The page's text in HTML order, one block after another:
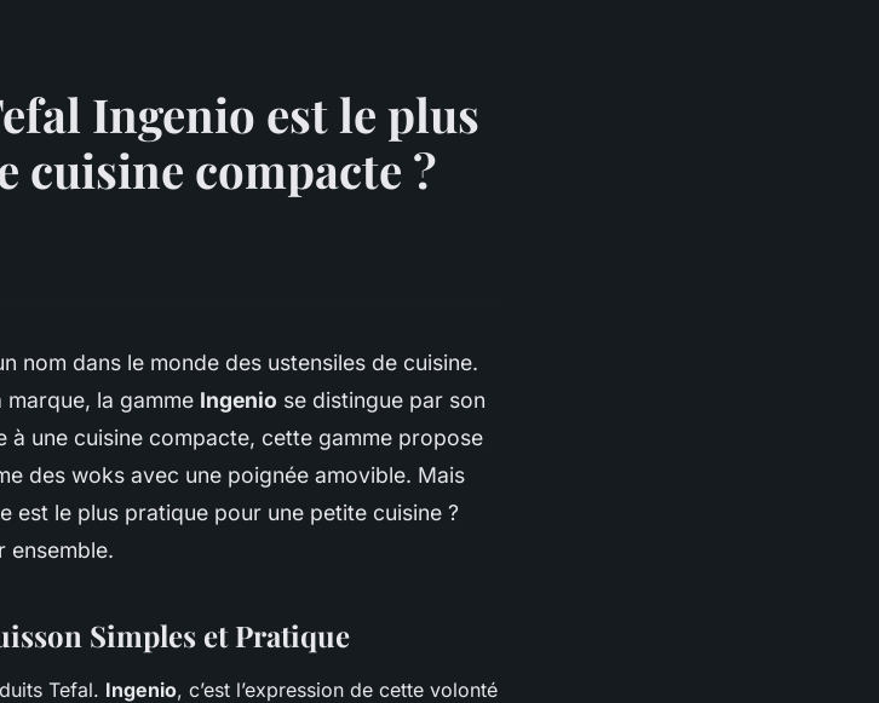
Ingenio est le plus
cuisine compacte ?
nom dans le monde des ustensiles de cuisine.
la gamme Ingenio se distingue par son
à une cuisine compacte, cette gamme propose
des woks avec une poignée amovible. Mais
est le plus pratique pour une petite cuisine ?
ensemble.
Simples et Pratique
Tefal. Ingenio, c’est l’expression de cette volonté